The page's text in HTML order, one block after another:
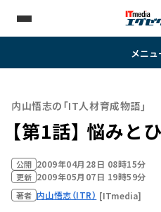
メニュ
内山悟志の「IT人材育成物語」
【第1話】 悩みと
公開 2009年04月28日 08時15分
更新 2009年05月07日 19時59分
著者 内山悟志（ITR） [ITmedia]